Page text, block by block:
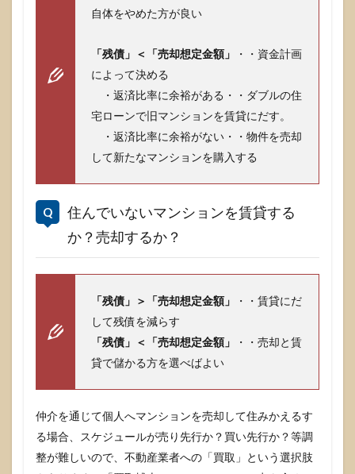
自体をやめた方が良い
「残債」＜「売却想定金額」
・・資金計画
によって決める
・返済比率に余裕がある・・ダブルの住
宅ローンで旧マンションを賃貸にだす。
・返済比率に余裕がない・・物件を売却
して新たなマンションを購入する
住んでいないマンションを賃貸する
か？売却するか？
「残債」＞「売却想定金額」
・・賃貸にだ
して残債を減らす
「残債」＜「売却想定金額」
・・売却と賃
貸で儲かる方を選べばよい
仲介を通じて個人へマンションを売却して住みかえるす
る場合、スケジュールが売り先行か？買い先行か？等調
整が難しいので、不動産業者への「買取」という選択肢